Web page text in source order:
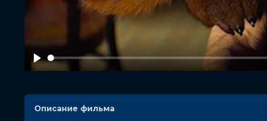
Play
Описание фильма